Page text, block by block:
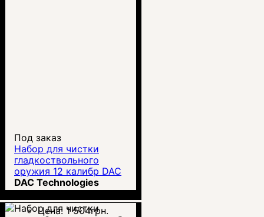
Под заказ
Набор для чистки
гладкоствольного
оружия 12 калибр DAC
Tech Winchester (13
предметов)
DAC Technologies
Цена: 1 504грн.